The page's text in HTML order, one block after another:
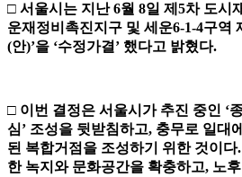
□ 서울시는 지난6월 8일 제 5차 도시
운재정비촉진지구 및 세운6-1-4구역
(안)’을 ‘수정가결 ’ 했다고 밝혔다.
□ 이번 결정은 서울시가 추진 중인 ‘
심’ 조성을 뒷받침하고, 충무로 일대
된 복합거점을 조성하기 위한 것이다.
한 녹지와 문화공간을 확충하고, 노